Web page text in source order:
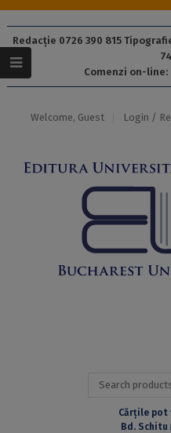
Redacție 0726 390 815
Comenzi on-line:
Welcome, Guest Login /
Search
Cărțile pot
Bd. Schitu